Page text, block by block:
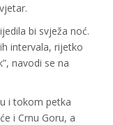
bi svježa noć.
intervala, rijetko
navodi se na
i tokom petka
i Crnu Goru, a